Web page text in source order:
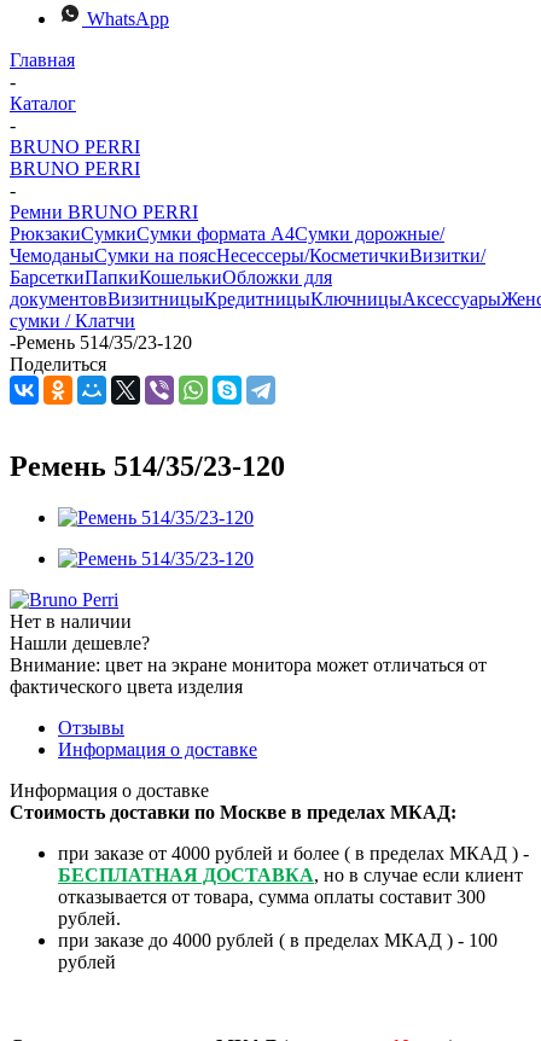
WhatsApp
Главная
-
Каталог
-
BRUNO PERRI
BRUNO PERRI
-
Ремни BRUNO PERRI
РюкзакиСумкиСумки формата А4Сумки дорожные/
ЧемоданыСумки на поясНесессеры/КосметичкиВизитки/
БарсеткиПапкиКошелькиОбложки для
документовВизитницыКредитницыКлючницыАксессуары
сумки / Клатчи
-Ремень 514/35/23-120
Поделиться
Ремень 514/35/23-120
Нет в наличии
Нашли дешевле?
Внимание: цвет на экране монитора может отличаться от
фактического цвета изделия
Отзывы
Информация о доставке
Информация о доставке
Стоимость доставки по Москве в пределах МКАД:
при заказе от 4000 рублей и более ( в пределах МКАД ) -
БЕСПЛАТНАЯ ДОСТАВКА, но в случае если клиент
отказывается от товара, сумма оплаты составит 300
рублей.
при заказе до 4000 рублей ( в пределах МКАД ) - 100
рублей